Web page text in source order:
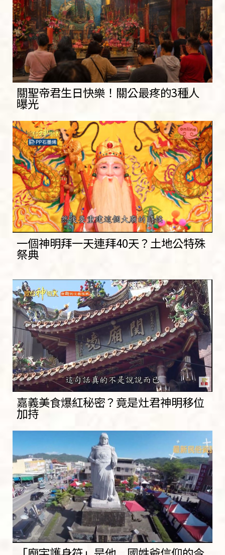
關聖帝君生日快樂！關公最疼的3種人
曝光
一個神明拜一天連拜40天？土地公特殊
祭典
嘉義美食爆紅秘密？竟是灶君神明移位
加持